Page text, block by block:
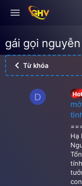
gái gọi
Từ khóa
D
Hạ